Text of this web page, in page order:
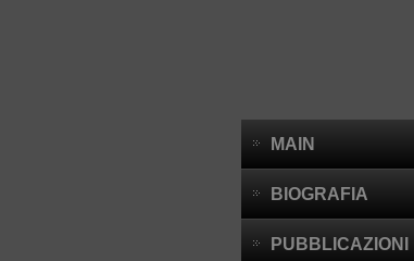
MAIN
BIOGRAFIA
PUBBLICAZIONI